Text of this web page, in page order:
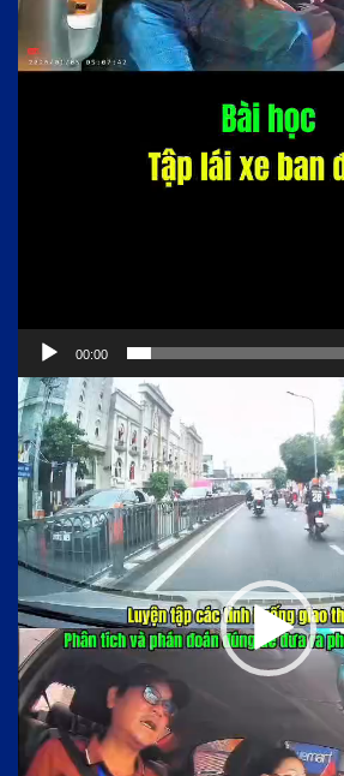
00:00
Trình
chơi
Video